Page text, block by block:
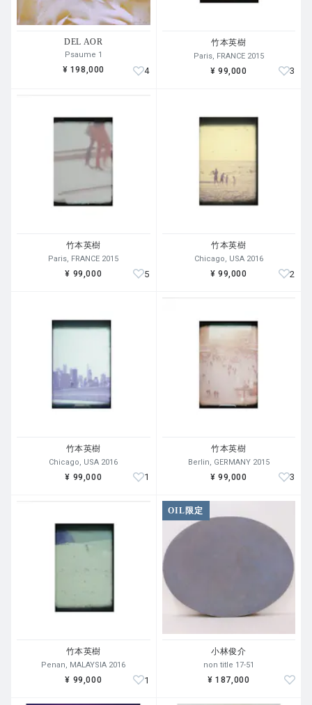
DEL AOR
Psaume 1
¥ 198,000 4
竹本英樹
Paris, FRANCE 2015
¥ 99,000 3
竹本英樹
Paris, FRANCE 2015
¥ 99,000 5
竹本英樹
Chicago, USA 2016
¥ 99,000 2
竹本英樹
Chicago, USA 2016
¥ 99,000 1
竹本英樹
Berlin, GERMANY 2015
¥ 99,000 3
竹本英樹
Penan, MALAYSIA 2016
¥ 99,000 1
OIL限定
小林俊介
non title 17-51
¥ 187,000